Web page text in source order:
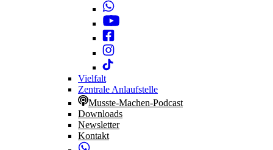
Vielfalt
Zentrale Anlaufstelle
Musste-Machen-Podcast
Downloads
Newsletter
Kontakt